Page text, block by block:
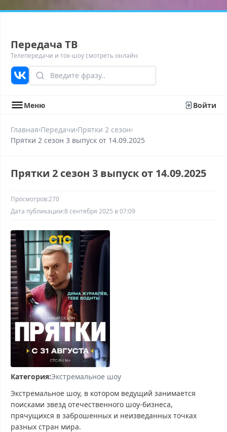
Передача ТВ
Телепередачи и ток-шоу смотреть онлайн
Меню Войти
Главная›Передачи›Прятки 2 сезон›
Прятки 2 сезон 3 выпуск от 14.09.2025
Прятки 2 сезон 3 выпуск от 14.09.2025
Просмотров:270
Дата публикации:8 сентября 2025 в 07:09
Категория:Экстремальное шоу
Экстремальное шоу, в котором ведущий занимается
поисками звезд отечественного шоу-бизнеса,
прячущихся в заброшенных и неизведанных точках
разных стран мира.